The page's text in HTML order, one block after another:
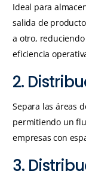
Ideal para
salida de
a otro,
eficiencia
2.
Separa las áreas
permitiendo un
empresas con
3.